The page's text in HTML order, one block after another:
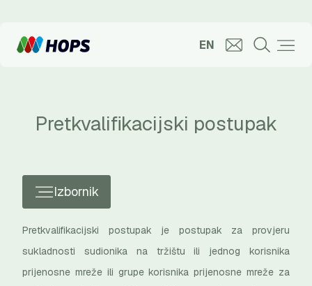
EN
Pretkvalifikacijski postupak
Izbornik
Pretkvalifikacijski postupak je postupak za provjeru
sukladnosti sudionika na tržištu ili jednog korisnika
prijenosne mreže ili grupe korisnika prijenosne mreže za